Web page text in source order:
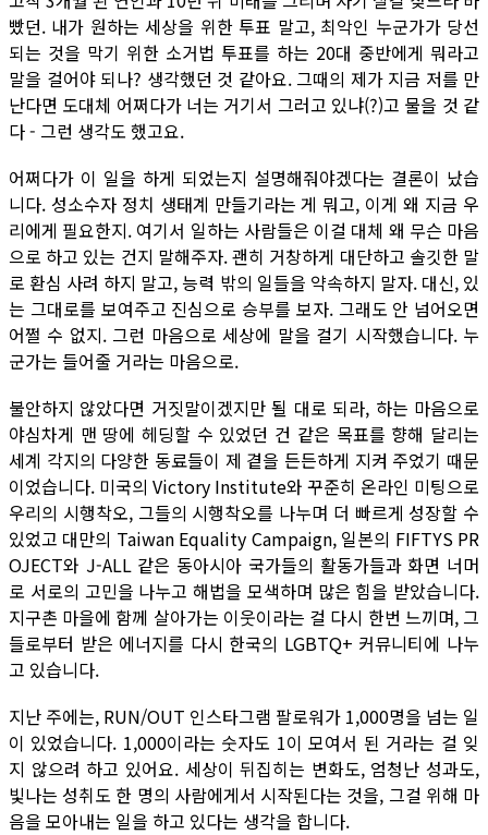
빴던. 내가 원하는 세상을 위한 투표 말고, 최악인 누군가가 당선
되는 것을 막기 위한 소거법 투표를 하는 20대 중반에게 뭐라고
말을 걸어야 되나? 생각했던 것 같아요. 그때의 제가 지금 저를 만
난다면 도대체 어쩌다가 너는 거기서 그러고 있냐(?)고 물을 것 같
다 - 그런 생각도 했고요.
어쩌다가 이 일을 하게 되었는지 설명해줘야겠다는 결론이 났습
니다. 성소수자 정치 생태계 만들기라는 게 뭐고, 이게 왜 지금 우
리에게 필요한지. 여기서 일하는 사람들은 이걸 대체 왜 무슨 마음
으로 하고 있는 건지 말해주자. 괜히 거창하게 대단하고 솔깃한 말
로 환심 사려 하지 말고, 능력 밖의 일들을 약속하지 말자. 대신, 있
는 그대로를 보여주고 진심으로 승부를 보자. 그래도 안 넘어오면
어쩔 수 없지. 그런 마음으로 세상에 말을 걸기 시작했습니다. 누
군가는 들어줄 거라는 마음으로.
불안하지 않았다면 거짓말이겠지만 될 대로 되라, 하는 마음으로
야심차게 맨 땅에 헤딩할 수 있었던 건 같은 목표를 향해 달리는
세계 각지의 다양한 동료들이 제 곁을 든든하게 지켜 주었기 때문
이었습니다. 미국의 Victory Institute와 꾸준히 온라인 미팅으로
우리의 시행착오, 그들의 시행착오를 나누며 더 빠르게 성장할 수
있었고 대만의 Taiwan Equality Campaign, 일본의 FIFTYS PR
OJECT와 J-ALL 같은 동아시아 국가들의 활동가들과 화면 너머
로 서로의 고민을 나누고 해법을 모색하며 많은 힘을 받았습니다.
지구촌 마을에 함께 살아가는 이웃이라는 걸 다시 한번 느끼며, 그
들로부터 받은 에너지를 다시 한국의 LGBTQ+ 커뮤니티에 나누
고 있습니다.
지난 주에는, RUN/OUT 인스타그램 팔로워가 1,000명을 넘는 일
이 있었습니다. 1,000이라는 숫자도 1이 모여서 된 거라는 걸 잊
지 않으려 하고 있어요. 세상이 뒤집히는 변화도, 엄청난 성과도,
빛나는 성취도 한 명의 사람에게서 시작된다는 것을, 그걸 위해 마
음을 모아내는 일을 하고 있다는 생각을 합니다.